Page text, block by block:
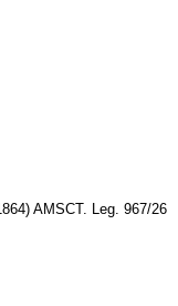
AMSCT. Leg. 967/26